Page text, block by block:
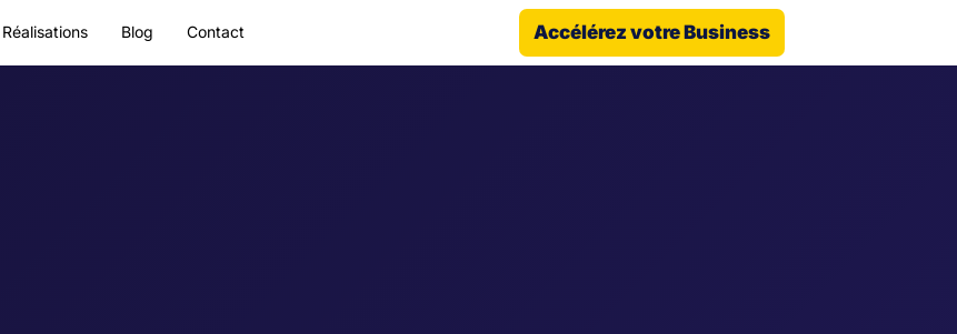
Réalisations Blog Contact Accélérez votre Business